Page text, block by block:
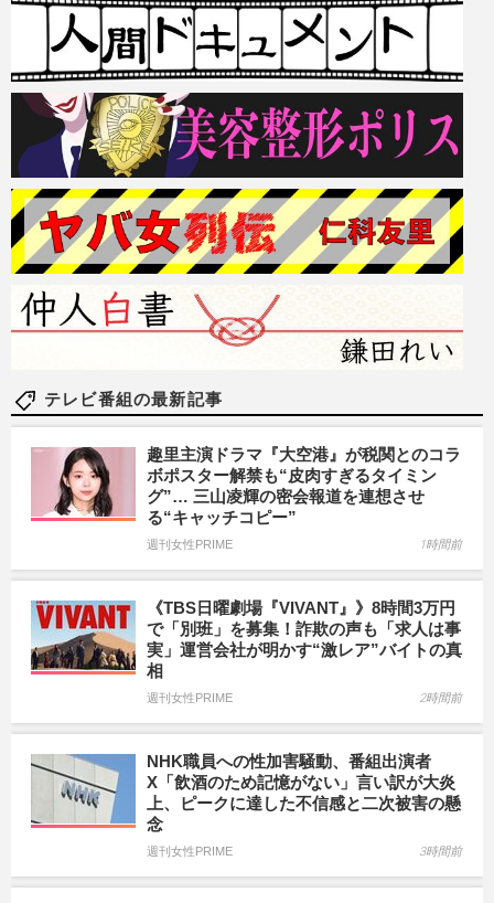
テレビ番組の最新記事
趣里主演ドラマ『大空港』が税関とのコラ
ボポスター解禁も“皮肉すぎるタイミン
グ”… 三山凌輝の密会報道を連想させ
る“キャッチコピー”
週刊女性PRIME 1時間前
《TBS日曜劇場『VIVANT』》8時間3万円
で「別班」を募集！詐欺の声も「求人は事
実」運営会社が明かす“激レア”バイトの真
相
週刊女性PRIME 2時間前
NHK職員への性加害騒動、番組出演者
X「飲酒のため記憶がない」言い訳が大炎
上、ピークに達した不信感と二次被害の懸
念
週刊女性PRIME 3時間前